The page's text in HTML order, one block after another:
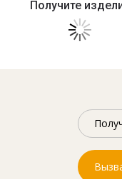
Получите